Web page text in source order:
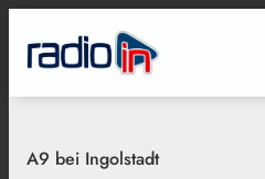
A9 bei Ingolstadt